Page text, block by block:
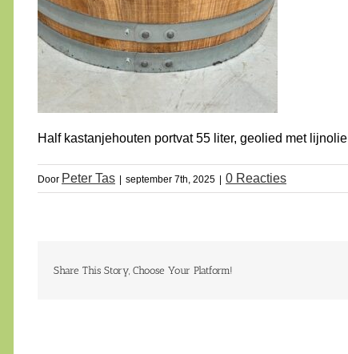
Half kastanjehouten portvat 55 liter, geolied met lijnolie
Door Peter Tas | september 7th, 2025 | 0 Reacties
Share This Story, Choose Your Platform!